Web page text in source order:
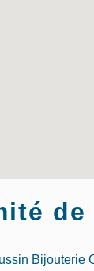
de
Bijouterie